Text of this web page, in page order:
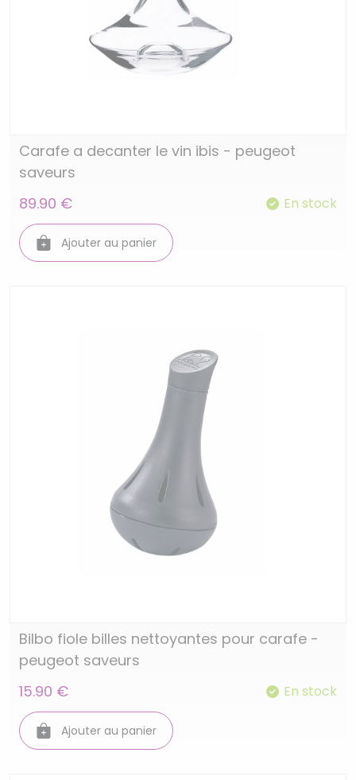
Carafe a decanter le vin ibis - peugeot
saveurs
89.90 €
En stock
Ajouter au panier
Bilbo fiole billes nettoyantes pour carafe -
peugeot saveurs
15.90 €
En stock
Ajouter au panier